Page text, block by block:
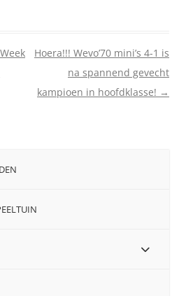
Hoera!!! Wevo’70 mini’s 4-1 is
na spannend gevecht
kampioen in hoofdklasse! →